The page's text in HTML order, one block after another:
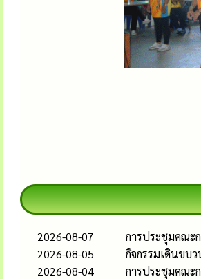
2026-08-07
การประชุมคณะ
2026-08-05
กิจกรรมเดินขบ
2026-08-04
การประชุมคณะ